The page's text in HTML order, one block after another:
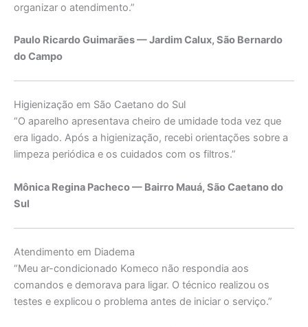
organizar o atendimento.”
Paulo Ricardo Guimarães — Jardim Calux, São Bernardo
do Campo
Higienização em São Caetano do Sul
“O aparelho apresentava cheiro de umidade toda vez que
era ligado. Após a higienização, recebi orientações sobre a
limpeza periódica e os cuidados com os filtros.”
Mônica Regina Pacheco — Bairro Mauá, São Caetano do
Sul
Atendimento em Diadema
“Meu ar-condicionado Komeco não respondia aos
comandos e demorava para ligar. O técnico realizou os
testes e explicou o problema antes de iniciar o serviço.”